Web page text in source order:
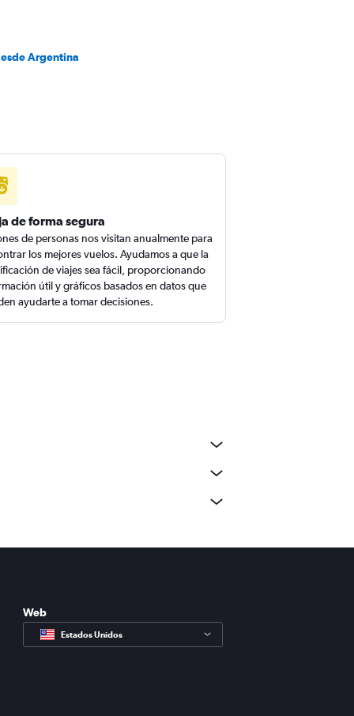
Argentina
de forma segura
de personas nos visitan anualmente para
los mejores vuelos. Ayudamos a que la
de viajes sea fácil, proporcionando
útil y gráficos basados en datos que
ayudarte a tomar decisiones.
Web
Estados Unidos